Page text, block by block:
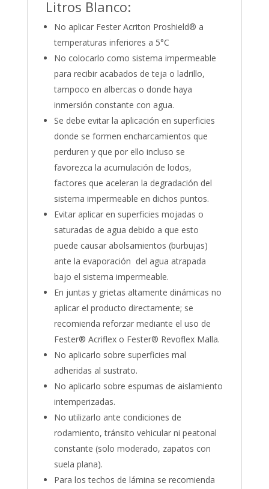
Litros Blanco:
No aplicar Fester Acriton Proshield® a
temperaturas inferiores a 5°C
No colocarlo como sistema impermeable
para recibir acabados de teja o ladrillo,
tampoco en albercas o donde haya
inmersión constante con agua.
Se debe evitar la aplicación en superficies
donde se formen encharcamientos que
perduren y que por ello incluso se
favorezca la acumulación de lodos,
factores que aceleran la degradación del
sistema impermeable en dichos puntos.
Evitar aplicar en superficies mojadas o
saturadas de agua debido a que esto
puede causar abolsamientos (burbujas)
ante la evaporación del agua atrapada
bajo el sistema impermeable.
En juntas y grietas altamente dinámicas no
aplicar el producto directamente; se
recomienda reforzar mediante el uso de
Fester® Acriflex o Fester® Revoflex Malla.
No aplicarlo sobre superficies mal
adheridas al sustrato.
No aplicarlo sobre espumas de aislamiento
intemperizadas.
No utilizarlo ante condiciones de
rodamiento, tránsito vehicular ni peatonal
constante (solo moderado, zapatos con
suela plana).
Para los techos de lámina se recomienda